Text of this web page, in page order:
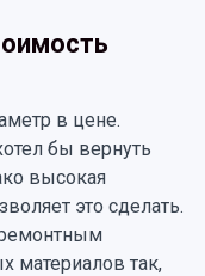
в цене.
бы вернуть
высокая
это сделать.
материалов так,